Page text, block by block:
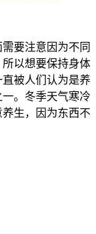
要注意因为不同
以想要保持身体
被人们认为是养
。冬季天气寒冷
生，因为东西不